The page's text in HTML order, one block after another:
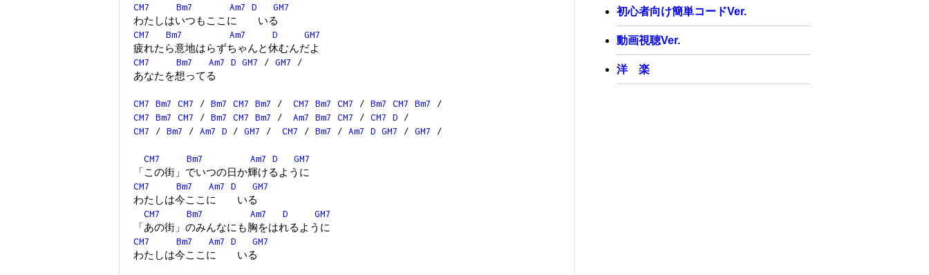
CM7
Bm7 Am7 D
GM7
わたしはいつもここに いる
CM7
Bm7 Am7 D
GM7
疲れたら意地はらずちゃんと休むんだよ
CM7
Bm7 Am7 D GM7 / GM7
/
あなたを想ってる
CM7 Bm7 CM7 / Bm7 CM7 Bm7 / CM7 Bm7 CM7 / Bm7 CM7 Bm7
/
CM7
Bm7 CM7 / Bm7 CM7 Bm7 / Am7 Bm7 CM7 / CM7 D /
CM7
/ Bm7 / Am7 D / GM7 / CM7 / Bm7 / Am7 D GM7 / GM7 /
CM7 Bm7 Am7 D
GM7
「この街」でいつの日か輝けるように
CM7
Bm7 Am7 D
GM7
わたしは今ここに いる
CM7
Bm7 Am7 D
GM7
「あの街」のみんなにも胸をはれるように
CM7
Bm7 Am7 D
GM7
わたしは今ここに いる
初心者向け簡単コードVer.
動画視聴Ver.
洋 楽